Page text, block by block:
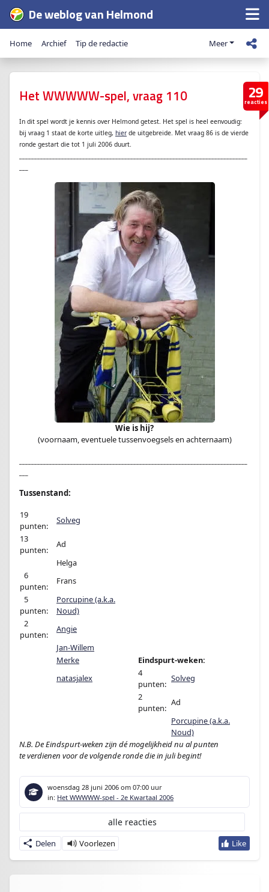
De weblog van Helmond
Home Archief Tip de redactie Meer
29
reacties
Het WWWWW-spel, vraag 110
In dit spel wordt je kennis over Helmond getest. Het spel is heel eenvoudig:
bij vraag 1 staat de korte uitleg, hier de uitgebreide. Met vraag 86 is de vierde
ronde gestart die tot 1 juli 2006 duurt.
Wie is hij?
(voornaam, eventuele tussenvoegsels en achternaam)
Tussenstand:
19
punten:
Solveg
13
punten:
Ad
Helga
6
punten:
Frans
5
punten:
Porcupine (a.k.a.
Noud)
2
punten:
Angie
Jan-Willem
Merke
Eindspurt-weken:
natasjalex
4
punten:
Solveg
2
punten:
Ad
Porcupine (a.k.a.
Noud)
N.B. De Eindspurt-weken zijn dé mogelijkheid nu al punten
te verdienen voor de volgende ronde die in juli begint!
woensdag 28 juni 2006 om 07:00 uur
in: Het WWWWW-spel - 2e Kwartaal 2006
Delen
alle reacties